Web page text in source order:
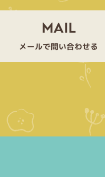
MAIL
メールで問い合わせる